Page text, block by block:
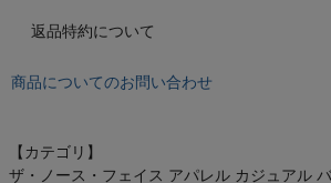
返品特約について
商品についてのお問い合わせ
【カテゴリ】
ザ・ノース・フェイス アパレル カジュアル